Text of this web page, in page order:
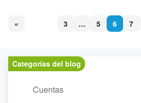
« 3 … 5 6 7
Categorías del blog
Cuentas